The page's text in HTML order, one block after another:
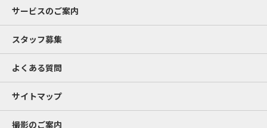
サービスのご案内
スタッフ募集
よくある質問
サイトマップ
撮影のご案内